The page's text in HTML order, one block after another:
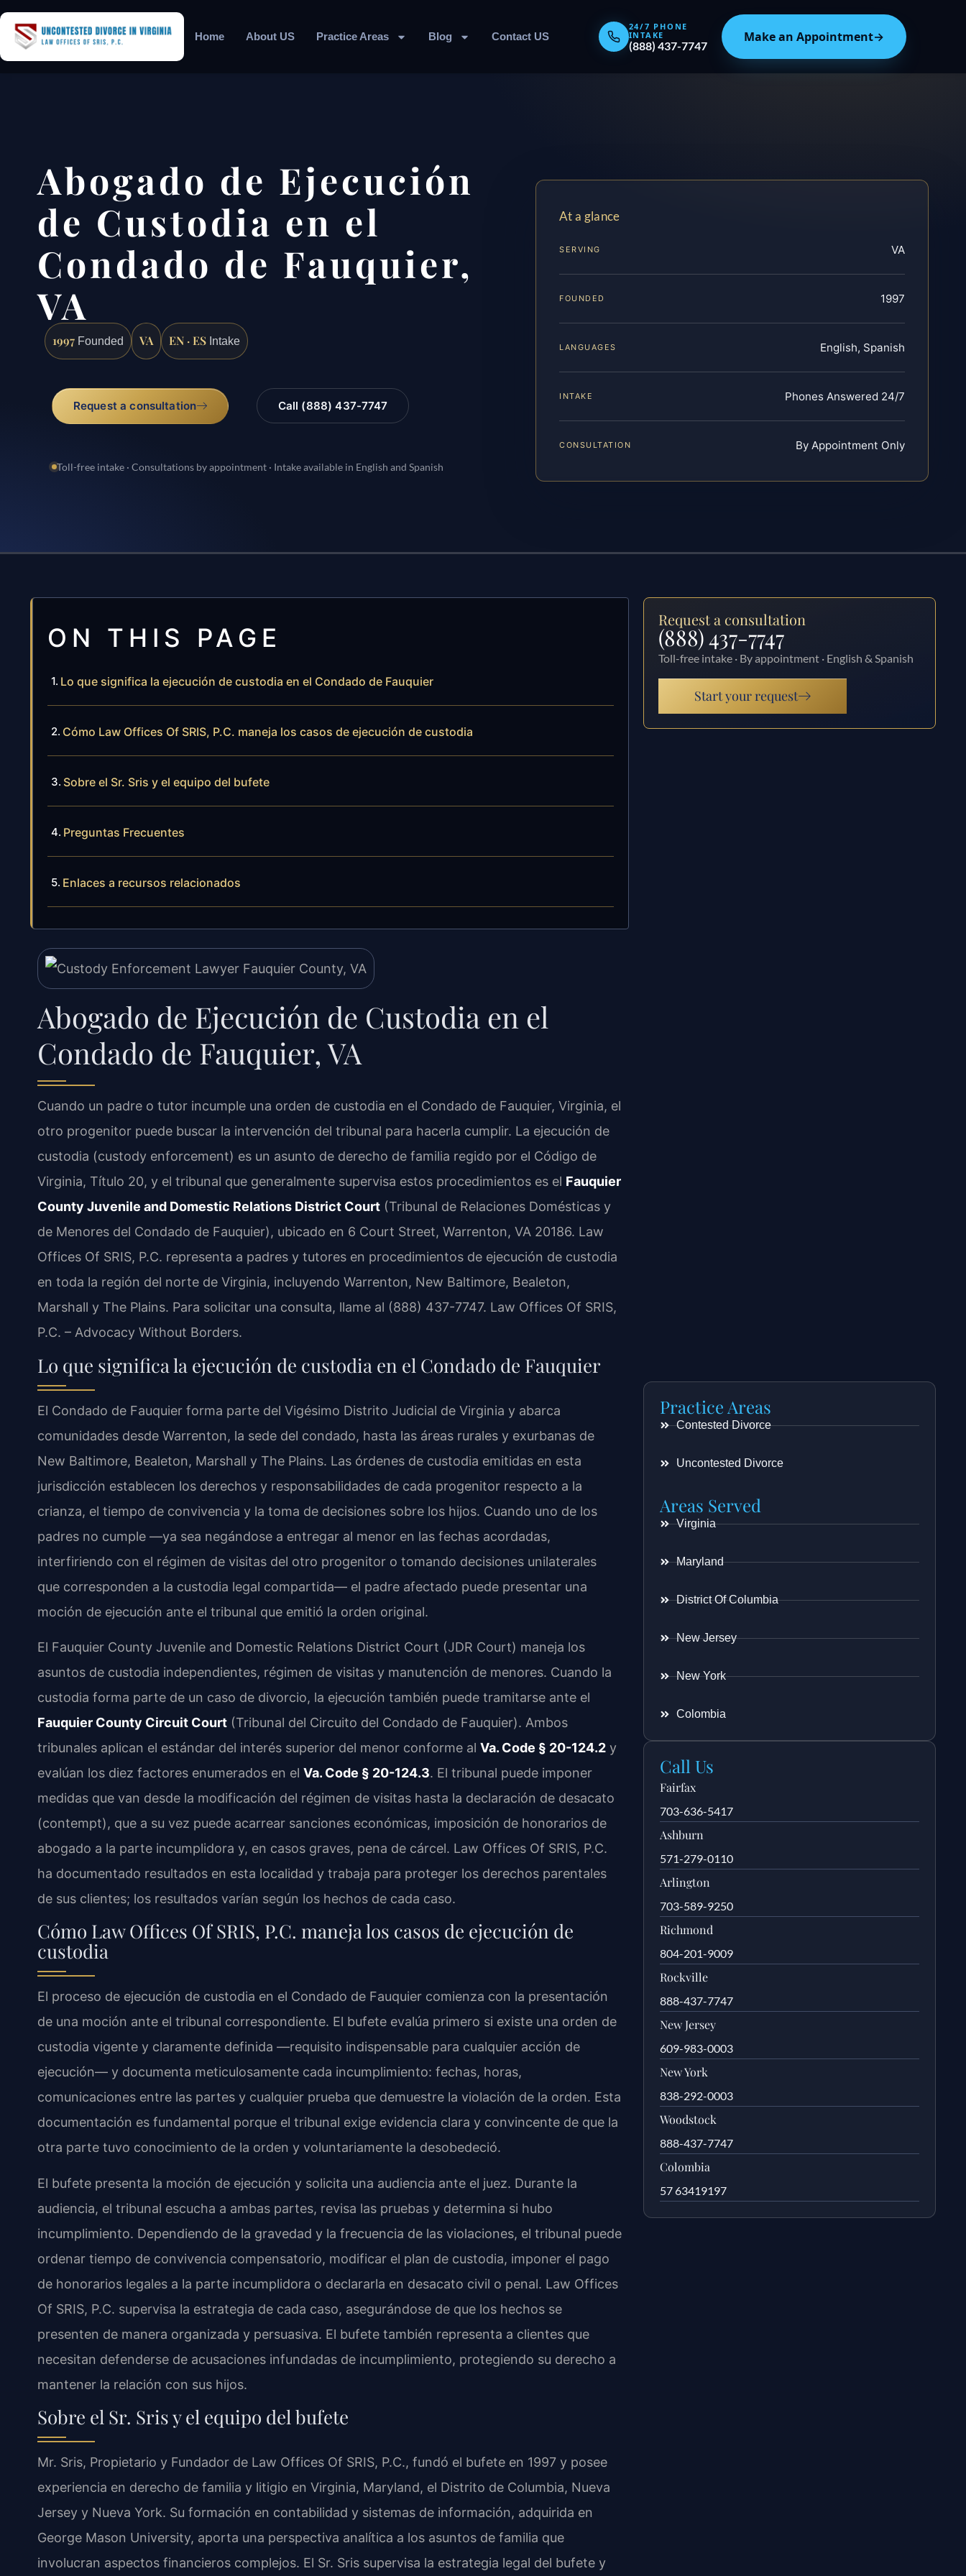
Home About US Practice Areas Blog Contact US
24/7 PHONE
INTAKE
(888) 437-7747
Make an Appointment→
Abogado de Ejecución
de Custodia en el
Condado de Fauquier,
VA
1997 Founded VA EN · ES Intake
Request a consultation Call (888) 437-7747
Toll-free intake · Consultations by appointment · Intake available in English and Spanish
At a glance
SERVING VA
FOUNDED 1997
LANGUAGES English, Spanish
INTAKE Phones Answered 24/7
CONSULTATION By Appointment Only
ON THIS PAGE
Lo que significa la ejecución de custodia en el Condado de Fauquier
Cómo Law Offices Of SRIS, P.C. maneja los casos de ejecución de custodia
Sobre el Sr. Sris y el equipo del bufete
Preguntas Frecuentes
Enlaces a recursos relacionados
Abogado de Ejecución de Custodia en el
Condado de Fauquier, VA
Cuando un padre o tutor incumple una orden de custodia en el Condado de Fauquier, Virginia, el
otro progenitor puede buscar la intervención del tribunal para hacerla cumplir. La ejecución de
custodia (custody enforcement) es un asunto de derecho de familia regido por el Código de
Virginia, Título 20, y el tribunal que generalmente supervisa estos procedimientos es el Fauquier
County Juvenile and Domestic Relations District Court (Tribunal de Relaciones Domésticas y
de Menores del Condado de Fauquier), ubicado en 6 Court Street, Warrenton, VA 20186. Law
Offices Of SRIS, P.C. representa a padres y tutores en procedimientos de ejecución de custodia
en toda la región del norte de Virginia, incluyendo Warrenton, New Baltimore, Bealeton,
Marshall y The Plains. Para solicitar una consulta, llame al (888) 437-7747. Law Offices Of SRIS,
P.C. – Advocacy Without Borders.
Lo que significa la ejecución de custodia en el Condado de Fauquier
El Condado de Fauquier forma parte del Vigésimo Distrito Judicial de Virginia y abarca
comunidades desde Warrenton, la sede del condado, hasta las áreas rurales y exurbanas de
New Baltimore, Bealeton, Marshall y The Plains. Las órdenes de custodia emitidas en esta
jurisdicción establecen los derechos y responsabilidades de cada progenitor respecto a la
crianza, el tiempo de convivencia y la toma de decisiones sobre los hijos. Cuando uno de los
padres no cumple —ya sea negándose a entregar al menor en las fechas acordadas,
interfiriendo con el régimen de visitas del otro progenitor o tomando decisiones unilaterales
que corresponden a la custodia legal compartida— el padre afectado puede presentar una
moción de ejecución ante el tribunal que emitió la orden original.
El Fauquier County Juvenile and Domestic Relations District Court (JDR Court) maneja los
asuntos de custodia independientes, régimen de visitas y manutención de menores. Cuando la
custodia forma parte de un caso de divorcio, la ejecución también puede tramitarse ante el
Fauquier County Circuit Court (Tribunal del Circuito del Condado de Fauquier). Ambos
tribunales aplican el estándar del interés superior del menor conforme al Va. Code § 20-124.2 y
evalúan los diez factores enumerados en el Va. Code § 20-124.3. El tribunal puede imponer
medidas que van desde la modificación del régimen de visitas hasta la declaración de desacato
(contempt), que a su vez puede acarrear sanciones económicas, imposición de honorarios de
abogado a la parte incumplidora y, en casos graves, pena de cárcel. Law Offices Of SRIS, P.C.
ha documentado resultados en esta localidad y trabaja para proteger los derechos parentales
de sus clientes; los resultados varían según los hechos de cada caso.
Cómo Law Offices Of SRIS, P.C. maneja los casos de ejecución de
custodia
El proceso de ejecución de custodia en el Condado de Fauquier comienza con la presentación
de una moción ante el tribunal correspondiente. El bufete evalúa primero si existe una orden de
custodia vigente y claramente definida —requisito indispensable para cualquier acción de
ejecución— y documenta meticulosamente cada incumplimiento: fechas, horas,
comunicaciones entre las partes y cualquier prueba que demuestre la violación de la orden. Esta
documentación es fundamental porque el tribunal exige evidencia clara y convincente de que la
otra parte tuvo conocimiento de la orden y voluntariamente la desobedeció.
El bufete presenta la moción de ejecución y solicita una audiencia ante el juez. Durante la
audiencia, el tribunal escucha a ambas partes, revisa las pruebas y determina si hubo
incumplimiento. Dependiendo de la gravedad y la frecuencia de las violaciones, el tribunal puede
ordenar tiempo de convivencia compensatorio, modificar el plan de custodia, imponer el pago
de honorarios legales a la parte incumplidora o declararla en desacato civil o penal. Law Offices
Of SRIS, P.C. supervisa la estrategia de cada caso, asegurándose de que los hechos se
presenten de manera organizada y persuasiva. El bufete también representa a clientes que
necesitan defenderse de acusaciones infundadas de incumplimiento, protegiendo su derecho a
mantener la relación con sus hijos.
Sobre el Sr. Sris y el equipo del bufete
Mr. Sris, Propietario y Fundador de Law Offices Of SRIS, P.C., fundó el bufete en 1997 y posee
experiencia en derecho de familia y litigio en Virginia, Maryland, el Distrito de Columbia, Nueva
Jersey y Nueva York. Su formación en contabilidad y sistemas de información, adquirida en
George Mason University, aporta una perspectiva analítica a los asuntos de familia que
involucran aspectos financieros complejos. El Sr. Sris supervisa la estrategia legal del bufete y
Request a consultation
(888) 437-7747
Toll-free intake · By appointment · English & Spanish
Start your request
Practice Areas
Contested Divorce
Uncontested Divorce
Areas Served
Virginia
Maryland
District Of Columbia
New Jersey
New York
Colombia
Call Us
Fairfax
703-636-5417
Ashburn
571-279-0110
Arlington
703-589-9250
Richmond
804-201-9009
Rockville
888-437-7747
New Jersey
609-983-0003
New York
838-292-0003
Woodstock
888-437-7747
Colombia
57 63419197